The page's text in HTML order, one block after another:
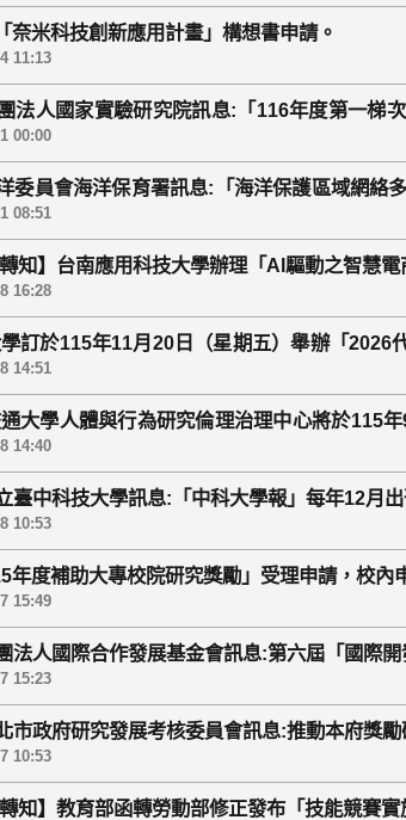
奈米科技創新應用計畫」構想書申請。
11:13
法人國家實驗研究院訊息:「116年度第一梯
截止日前函送本院各實 驗研究單位
00:00
委員會海洋保育署訊息:「海洋保護區域網絡
08:51
轉知】台南應用科技大學辦理「AI驅動之智慧
16:28
訂於115年11月20日（星期五）舉辦「2026
14:51
大學人體與行為研究倫理治理中心將於115
程訊息詳如說明，歡迎踴躍報名參加。
14:40
臺中科技大學訊息:「中科大學報」每年12月
10:53
年度補助大專校院研究獎勵」受理申請，校
15:49
法人國際合作發展基金會訊息:第六屆「國際開
15:23
市政府研究發展考核委員會訊息:推動本府獎
10:53
轉知】教育部函轉勞動部修正發布「技能競賽